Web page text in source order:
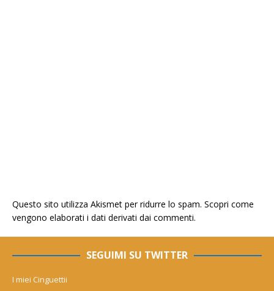
Questo sito utilizza Akismet per ridurre lo spam. Scopri come
vengono elaborati i dati derivati dai commenti.
SEGUIMI SU TWITTER
I miei Cinguettii